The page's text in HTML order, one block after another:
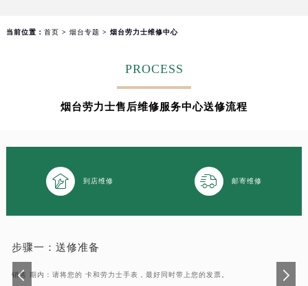
当前位置： 首页 > 烟台专题 > 烟台劳力士维修中心
PROCESS
烟台劳力士售后维修服务中心送修流程
 到店维修  邮寄维修
步骤一： 送修准备
销售 期内：请将您的 卡和劳力士手表，最好同时带上您的发票。